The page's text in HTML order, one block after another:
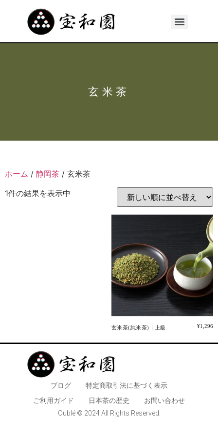
玄米茶
ホーム / 静岡茶 / 玄米茶
1件の結果を表示中
玄米茶(純米茶)｜上級 ¥1,296
ブログ
特定商取引法に基づく表示
​ご利用ガイド
日本茶の歴史
お問い合わせ
Oublé © 2024 All Rights Reserved.